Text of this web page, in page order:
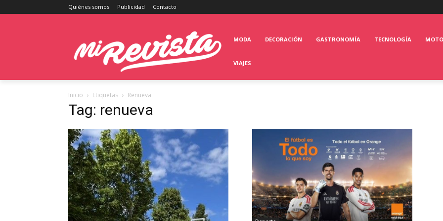
Quiénes somos Publicidad Contacto
MODA DECORACIÓN GASTRONOMÍA TECNOLOGÍA
VIAJES
Inicio Etiquetas Renueva
Tag: renueva